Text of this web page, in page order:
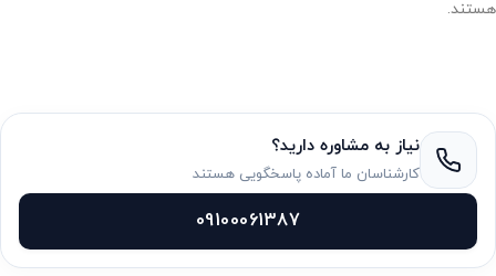
هستند.
نیاز به مشاوره دارید؟
کارشناسان ما آماده پاسخگویی هستند
09100061387